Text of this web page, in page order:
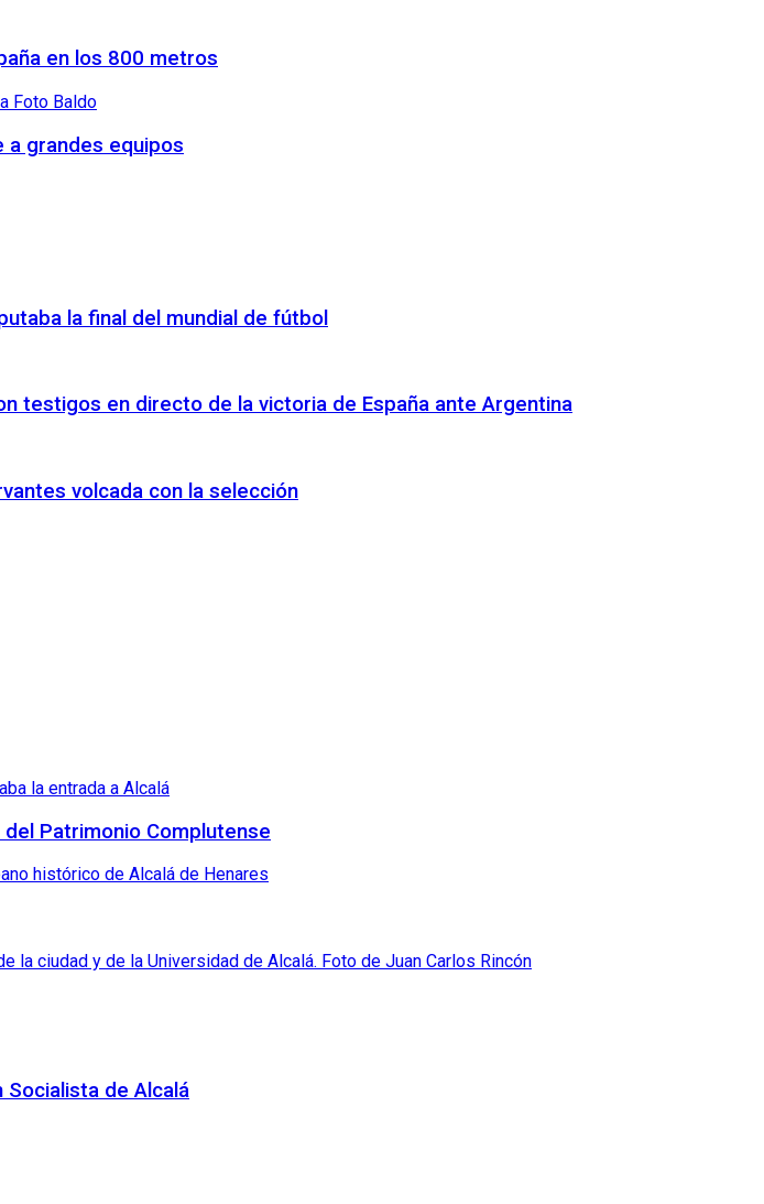
en los 800 metros
a grandes equipos
la final del mundial de fútbol
testigos en directo de la victoria de España ante Argentina
volcada con la selección
del Patrimonio Complutense
Socialista de Alcalá